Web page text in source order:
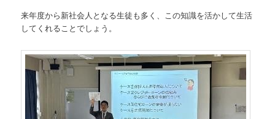
来年度から新社会人となる生徒も多く、この知識を活かして生活
してくれることでしょう。